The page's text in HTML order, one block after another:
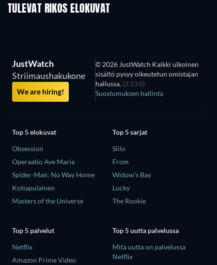
TULEVAT RIKOS ELOKUVAT
JustWatch
Striimaushakukone
We are hiring!
© 2026 JustWatch Kaikki ulkoinen
sisältö pysyy oikeutetun omistajan
hallussa. (3.13.0)
Suostumuksen hallinta
Top 5 elokuvat
Obsession
Operaatio Ave Maria
Spider-Man: No Way Home
Kotiapulainen
Masters of the Universe
Top 5 sarjat
Siilo
From
Widow's Bay
Lucky
The Rookie
Top 5 palvelut
Netflix
Amazon Prime Video
Top 5 uutta palvelussa
Mitä uutta on palvelussa
Netflix